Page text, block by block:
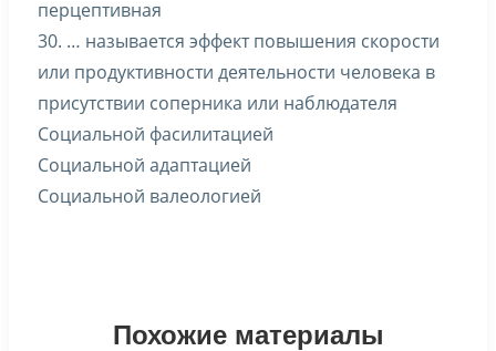
перцептивная
30. … называется эффект повышения скорости
или продуктивности деятельности человека в
присутствии соперника или наблюдателя
Социальной фасилитацией
Социальной адаптацией
Социальной валеологией
Похожие материалы